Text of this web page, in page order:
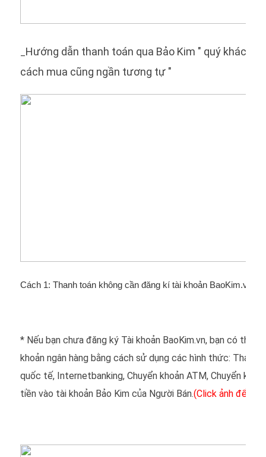
Hướng dẫn thanh toán qua Bảo Kim " quý khách
cách mua cũng ngần tương tự "
Cách 1: Thanh toán không cần đăng kí tài khoản BaoKim.vn
* Nếu bạn chưa đăng ký Tài khoản BaoKim.vn, bạn có thể
khoản ngân hàng bằng cách sử dụng các hình thức: Thanh
quốc tế, Internetbanking, Chuyển khoản ATM, Chuyển
tiền vào tài khoản Bảo Kim của Người Bán.(Click ảnh để